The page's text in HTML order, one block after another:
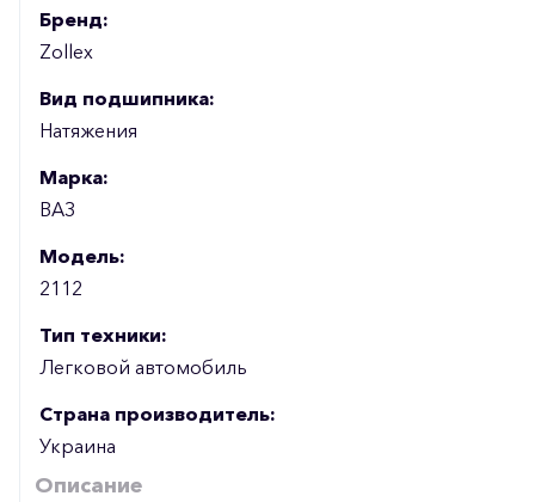
Бренд:
Zollex
Вид подшипника:
Натяжения
Марка:
ВАЗ
Модель:
2112
Тип техники:
Легковой автомобиль
Страна производитель:
Украина
Описание